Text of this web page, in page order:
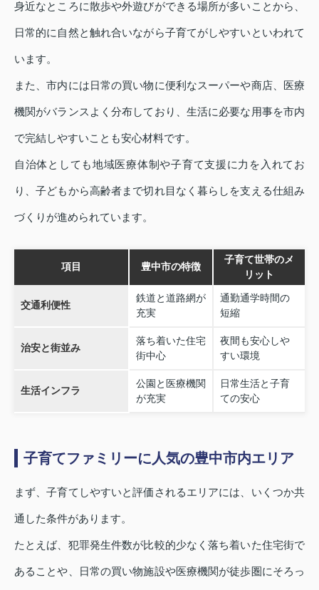
身近なところに散歩や外遊びができる場所が多いことから、
日常的に自然と触れ合いながら子育てがしやすいといわれて
います。
また、市内には日常の買い物に便利なスーパーや商店、医療
機関がバランスよく分布しており、生活に必要な用事を市内
で完結しやすいことも安心材料です。
自治体としても地域医療体制や子育て支援に力を入れてお
り、子どもから高齢者まで切れ目なく暮らしを支える仕組み
づくりが進められています。
項目 豊中市の特徴
子育て世帯のメ
リット
交通利便性
鉄道と道路網が
充実
通勤通学時間の
短縮
治安と街並み
落ち着いた住宅
街中心
夜間も安心しや
すい環境
生活インフラ
公園と医療機関
が充実
日常生活と子育
ての安心
子育てファミリーに人気の豊中市内エリア
まず、子育てしやすいと評価されるエリアには、いくつか共
通した条件があります。
たとえば、犯罪発生件数が比較的少なく落ち着いた住宅街で
あることや、日常の買い物施設や医療機関が徒歩圏にそろっ